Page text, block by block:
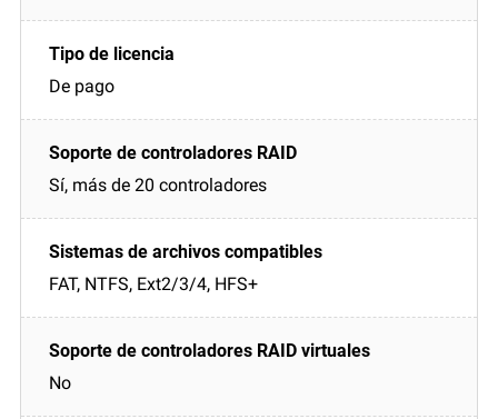
De pago
Sí, más de 20 controladores
FAT, NTFS, Ext2/3/4, HFS+
No